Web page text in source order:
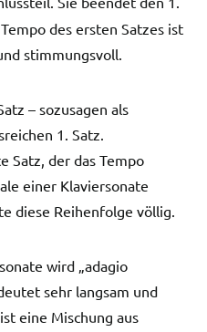
des ersten Satzes ist
stimmungsvoll.
– sozusagen als
1. Satz.
Satz, der das Tempo
einer Klaviersonate
diese Reihenfolge völlig.
wird „adagio
sehr langsam und
eine Mischung aus